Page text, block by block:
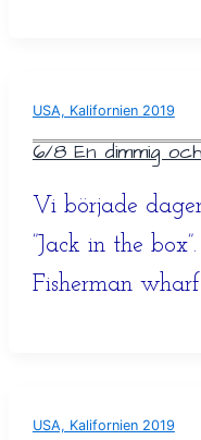
USA, Kalifornien 2019
6/8 En dimmig
Vi började
”Jack in the
Fisherman wharf
USA, Kalifornien 2019